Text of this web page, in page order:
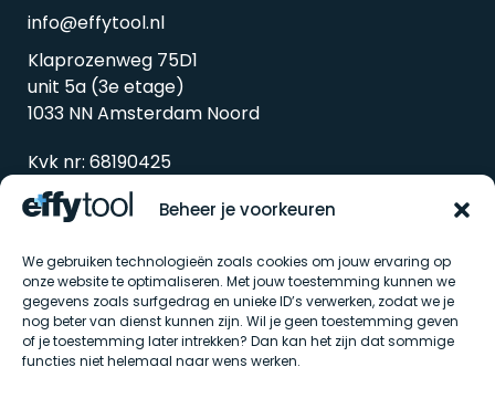
Beheer je voorkeuren
We gebruiken technologieën zoals cookies om jouw ervaring op
onze website te optimaliseren. Met jouw toestemming kunnen we
gegevens zoals surfgedrag en unieke ID’s verwerken, zodat we je
nog beter van dienst kunnen zijn. Wil je geen toestemming geven
of je toestemming later intrekken? Dan kan het zijn dat sommige
functies niet helemaal naar wens werken.
info@effytool.nl
Klaprozenweg 75D1
unit 5a (3e etage)
1033 NN Amsterdam Noord
Kvk nr: 68190425
Btw nr: 857338298B01